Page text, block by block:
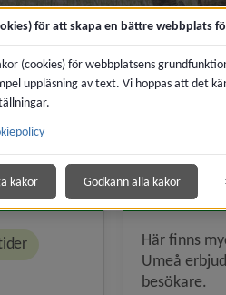
i brödsmulenavigeringen
Turism, att
Här finns
Umeå
besökare.
för att skapa en bättre webbplats
(cookies) för webbplatsens
uppläsning av text. Vi hoppas att det
kakor Godkänn alla kakor